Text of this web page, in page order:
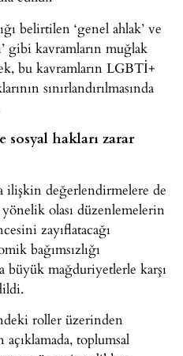
belirtilen ‘genel ahlak’ ve
gibi kavramların muğlak
bu kavramların LGBTİ+
sınırlandırılmasında
sosyal hakları zarar
ilişkin değerlendirmelere de
olası düzenlemelerin
zayıflatacağı
bağımsızlığı
büyük mağduriyetlerle karşı
roller üzerinden
açıklamada, toplumsal